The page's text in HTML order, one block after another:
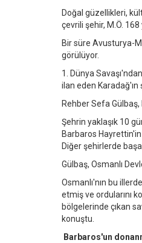
Doğal güzellikleri,
çevrili şehir, M.Ö.
Bir süre Avusturya-
görülüyor.
1. Dünya
ilan eden Karadağ'ın
Rehber Sefa
Şehrin yaklaşık 10
Barbaros
Diğer şehirlerde
Gülbaş, Osmanlı
Osmanlı'nın bu
etmiş ve ordularını
bölgelerinde çıkan
konuştu.
Barbaros'un